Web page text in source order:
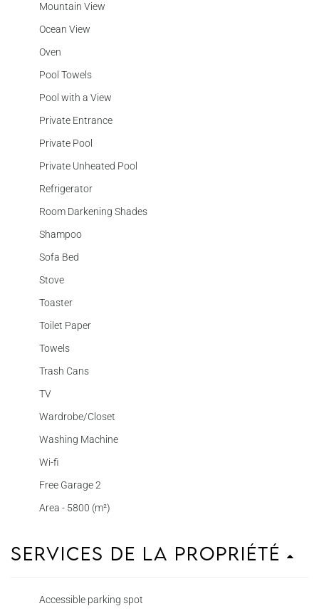
Mountain View
Ocean View
Oven
Pool Towels
Pool with a View
Private Entrance
Private Pool
Private Unheated Pool
Refrigerator
Room Darkening Shades
Shampoo
Sofa Bed
Stove
Toaster
Toilet Paper
Towels
Trash Cans
TV
Wardrobe/Closet
Washing Machine
Wi-fi
Free Garage 2
Area - 5800 (m²)
Services de la propriété
Accessible parking spot